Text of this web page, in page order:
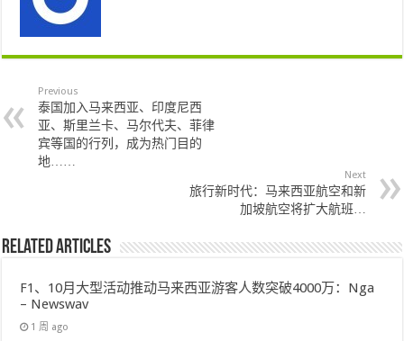
Previous
泰国加入马来西亚、印度尼西
亚、斯里兰卡、马尔代夫、菲律
宾等国的行列，成为热门目的
地……
Next
旅行新时代：马来西亚航空和新
加坡航空将扩大航班…
Related Articles
F1、10月大型活动推动马来西亚游客人数突破4000万：Nga
– Newswav
1 周 ago